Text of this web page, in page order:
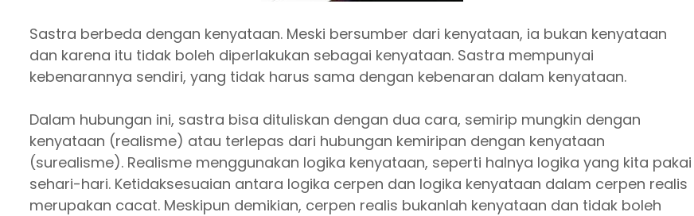
Sastra berbeda dengan kenyataan. Meski bersumber dari kenyataan, ia bukan kenyataan
dan karena itu tidak boleh diperlakukan sebagai kenyataan. Sastra mempunyai
kebenarannya sendiri, yang tidak harus sama dengan kebenaran dalam kenyataan.
Dalam hubungan ini, sastra bisa dituliskan dengan dua cara, semirip mungkin dengan
kenyataan (realisme) atau terlepas dari hubungan kemiripan dengan kenyataan
(surealisme). Realisme menggunakan logika kenyataan, seperti halnya logika yang kita pakai
sehari-hari. Ketidaksesuaian antara logika cerpen dan logika kenyataan dalam cerpen realis
merupakan cacat. Meskipun demikian, cerpen realis bukanlah kenyataan dan tidak boleh